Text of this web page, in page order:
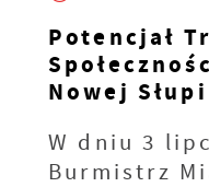
Potencjał
Nowej
W dniu 3
Burmistrz